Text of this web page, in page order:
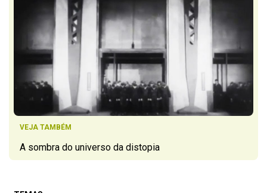
VEJA TAMBÉM
A sombra do universo da distopia